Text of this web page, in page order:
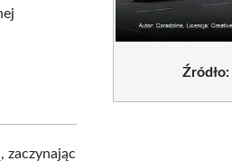
zaczynając
Źródło: